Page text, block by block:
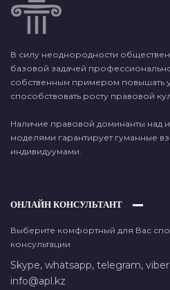
В силу неоднородности
базовой задачей
собственным примером повышать
способствовать росту правовой
Наличие правовой доминанты над
моделями гарантирует гуманные
индивидуумами.
ОНЛАЙН КОНСУЛЬТАНТ
Выберите комфортный для Вас
консультации
Skype, whatsapp, telegram, viber
info@apl.kz